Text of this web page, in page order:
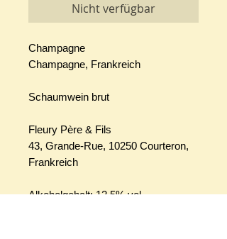
Nicht verfügbar
Champagne
Champagne, Frankreich
Schaumwein brut
Fleury Père & Fils
43, Grande-Rue, 10250 Courteron,
Frankreich
Alkoholgehalt: 12,5% vol